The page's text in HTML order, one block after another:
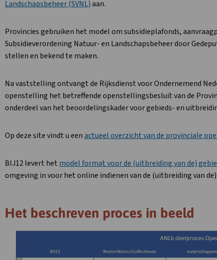
Landschapsbeheer (SVNL)aan.
Provincies gebruiken het model om subsidieplafonds,
Subsidieverordening Natuur- en Landschapsbeheer door
stellen en bekend te maken.
Na vaststelling ontvangt de Rijksdienst voor Ondernemend
openstelling het betreffende openstellingsbesluit van de
onderdeel van het beoordelingskader voor gebieds- en
Op deze site vindt u eenactueel overzicht van de provinciale
BIJ12 levert het model format voor de (uitbreiding van de)
omgeving in voor het online indienen van de (uitbreiding van
Het beschreven proces in beeld